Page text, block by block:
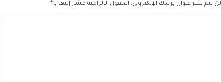
لن يتم نشر عنوان بريدك الإلكتروني. الحقول الإلزامية مشار إليها بـ*